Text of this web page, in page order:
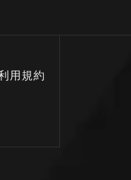
用規約